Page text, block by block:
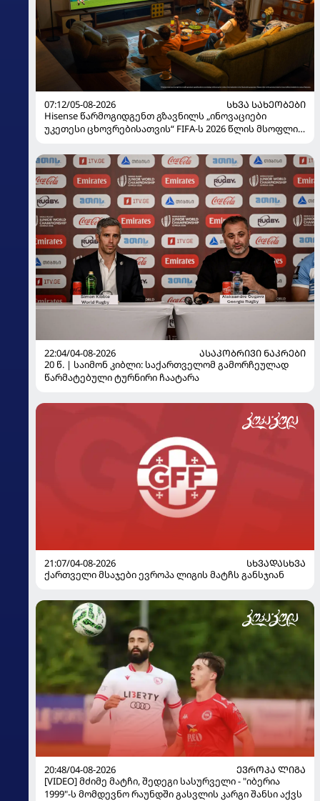
07:12/05-08-2026
ᲡᲮᲕᲐ ᲡᲐᲮᲔᲝᲑᲔᲑᲘ
Hisense წარმოგიდგენთ გზავნილს „ინოვაციები
უკეთესი ცხოვრებისათვის“ FIFA-ს 2026 წლის მსოფლიო
22:04/04-08-2026
ᲐᲡᲐᲙᲝᲑᲠᲘᲕᲘ ᲜᲐᲙᲠᲔᲑᲘ
20 წ. | საიმონ კიბლი: საქართველომ გამორჩეულად
წარმატებული ტურნირი ჩაატარა
21:07/04-08-2026
ᲡᲮᲕᲐᲓᲐᲡᲮᲕᲐ
ქართველი მსაჯები ევროპა ლიგის მატჩს განსჯიან
20:48/04-08-2026
ᲔᲕᲠᲝᲞᲐ ᲚᲘᲒᲐ
[VIDEO] მძიმე მატჩი, შედეგი სასურველი - "იბერია
1999"-ს მომდევნო რაუნდში გასვლის კარგი შანსი აქვს